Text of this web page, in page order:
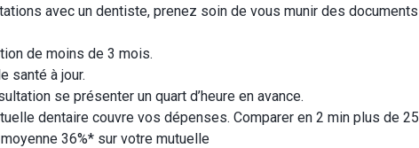
avec un dentiste, prenez soin de vous munir des documents
de moins de 3 mois.
santé à jour.
se présenter un quart d’heure en avance.
dentairecouvre vos dépenses. Comparer en 2 min plus de 25
36%* sur votre mutuelle